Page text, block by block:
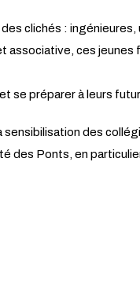
clichés : ingénieures,
associative, ces jeunes
se préparer à leurs
des
des Ponts, en